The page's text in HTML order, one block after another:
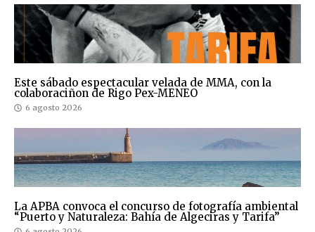
Este sábado espectacular velada de MMA, con la
colaboraciñon de Rigo Pex-MENEO
6 agosto 2026
La APBA convoca el concurso de fotografía ambiental
“Puerto y Naturaleza: Bahía de Algeciras y Tarifa”